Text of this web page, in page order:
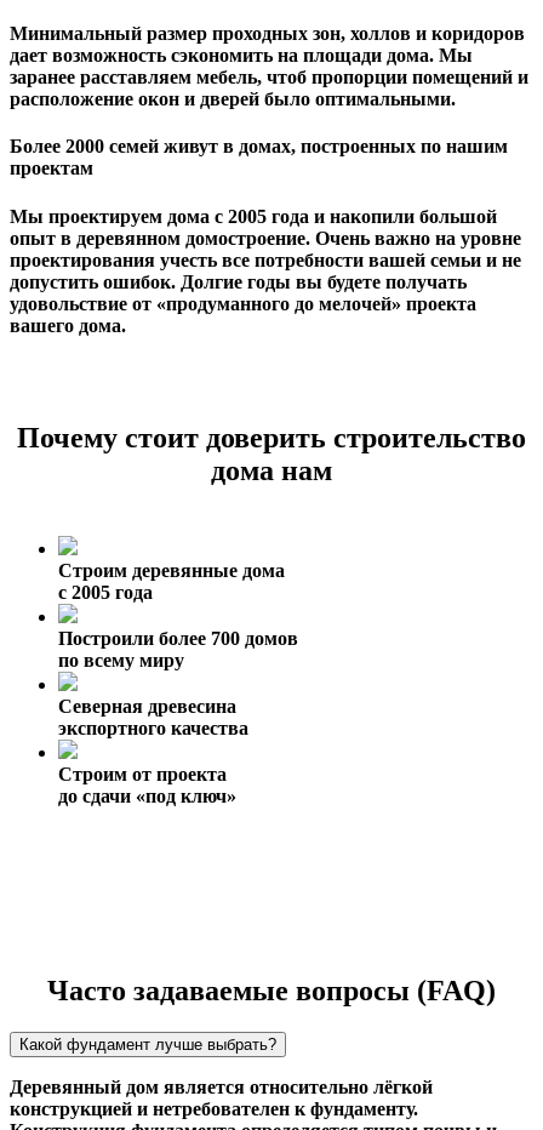
Минимальный размер проходных зон, холлов и коридоров
дает возможность сэкономить на площади дома. Мы
заранее расставляем мебель, чтоб пропорции помещений и
расположение окон и дверей было оптимальными.
Более 2000 семей живут в домах, построенных по нашим
проектам
Мы проектируем дома с 2005 года и накопили большой
опыт в деревянном домостроение. Очень важно на уровне
проектирования учесть все потребности вашей семьи и не
допустить ошибок. Долгие годы вы будете получать
удовольствие от «продуманного до мелочей» проекта
вашего дома.
Почему стоит доверить строительство
дома нам
Строим деревянные дома
с 2005 года
Построили более 700 домов
по всему миру
Северная древесина
экспортного качества
Строим от проекта
до сдачи «под ключ»
Часто задаваемые вопросы (FAQ)
Какой фундамент лучше выбрать?
Деревянный дом является относительно лёгкой
конструкцией и нетребователен к фундаменту.